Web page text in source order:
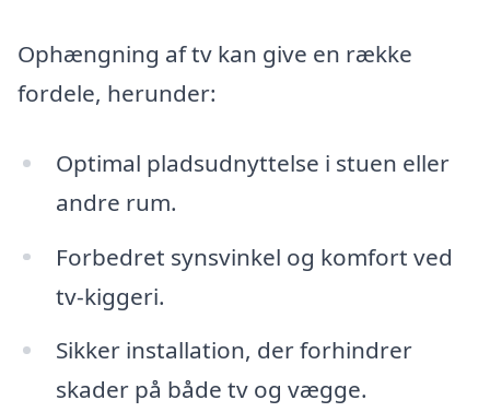
Ophængning af tv kan give en række
fordele, herunder:
Optimal pladsudnyttelse i stuen eller
andre rum.
Forbedret synsvinkel og komfort ved
tv-kiggeri.
Sikker installation, der forhindrer
skader på både tv og vægge.